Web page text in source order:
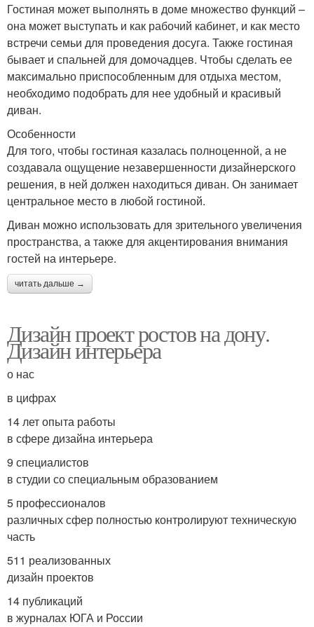
Гостиная может выполнять в доме множество функций –
она может выступать и как рабочий кабинет, и как место
встречи семьи для проведения досуга. Также гостиная
бывает и спальней для домочадцев. Чтобы сделать ее
максимально приспособленным для отдыха местом,
необходимо подобрать для нее удобный и красивый
диван.
Особенности
Для того, чтобы гостиная казалась полноценной, а не
создавала ощущение незавершенности дизайнерского
решения, в ней должен находиться диван. Он занимает
центральное место в любой гостиной.
Диван можно использовать для зрительного увеличения
пространства, а также для акцентирования внимания
гостей на интерьере.
читать дальше →
Дизайн проект ростов на дону.
Дизайн интерьера
о нас
в цифрах
14 лет опыта работы
в сфере дизайна интерьера
9 специалистов
в студии со специальным образованием
5 профессионалов
различных сфер полностью контролируют техническую
часть
511 реализованных
дизайн проектов
14 публикаций
в журналах ЮГА и России